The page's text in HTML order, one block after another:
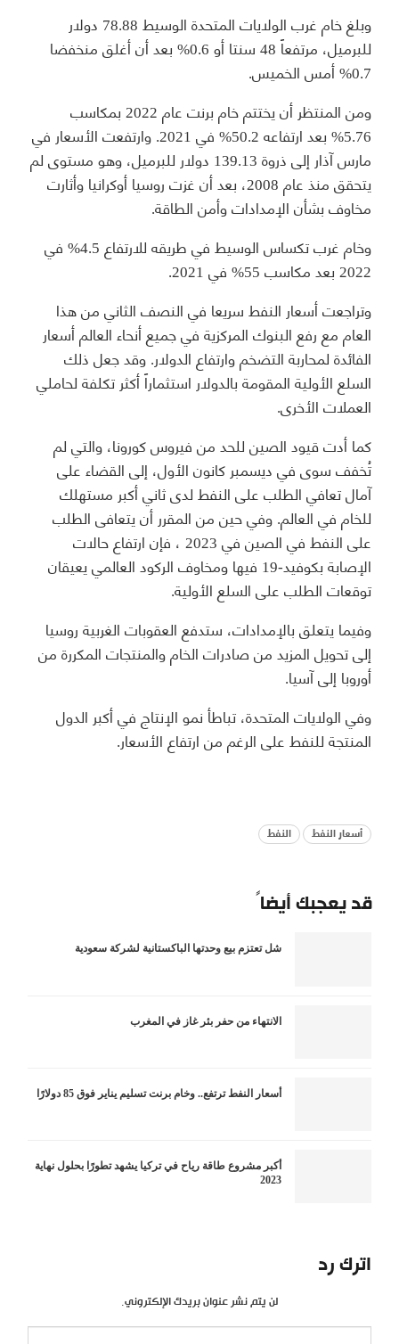
وبلغ خام غرب الولايات المتحدة الوسيط 78.88 دولار
للبرميل، مرتفعاً 48 سنتا أو 0.6% بعد أن أغلق منخفضا
0.7% أمس الخميس.
ومن المنتظر أن يختتم خام برنت عام 2022 بمكاسب
5.76% بعد ارتفاعه 50.2% في 2021. وارتفعت الأسعار في
مارس آذار إلى ذروة 139.13 دولار للبرميل، وهو مستوى لم
يتحقق منذ عام 2008، بعد أن غزت روسيا أوكرانيا وأثارت
مخاوف بشأن الإمدادات وأمن الطاقة.
وخام غرب تكساس الوسيط في طريقه للارتفاع 4.5% في
2022 بعد مكاسب 55% في 2021.
وتراجعت أسعار النفط سريعا في النصف الثاني من هذا
العام مع رفع البنوك المركزية في جميع أنحاء العالم أسعار
الفائدة لمحاربة التضخم وارتفاع الدولار. وقد جعل ذلك
السلع الأولية المقومة بالدولار استثماراً أكثر تكلفة لحاملي
العملات الأخرى.
كما أدت قيود الصين للحد من فيروس كورونا، والتي لم
تُخفف سوى في ديسمبر كانون الأول، إلى القضاء على
آمال تعافي الطلب على النفط لدى ثاني أكبر مستهلك
للخام في العالم. وفي حين من المقرر أن يتعافى الطلب
على النفط في الصين في 2023 ، فإن ارتفاع حالات
الإصابة بكوفيد-19 فيها ومخاوف الركود العالمي يعيقان
توقعات الطلب على السلع الأولية.
وفيما يتعلق بالإمدادات، ستدفع العقوبات الغربية روسيا
إلى تحويل المزيد من صادرات الخام والمنتجات المكررة من
أوروبا إلى آسيا.
وفي الولايات المتحدة، تباطأ نمو الإنتاج في أكبر الدول
المنتجة للنفط على الرغم من ارتفاع الأسعار.
أسعار النفط النفط
قد يعجبك أيضاً
شل تعتزم بيع وحدتها الباكستانية لشركة سعودية
الانتهاء من حفر بئر غاز في المغرب
أسعار النفط ترتفع.. وخام برنت تسليم يناير فوق 85 دولارًا
أكبر مشروع طاقة رياح في تركيا يشهد تطورًا بحلول نهاية
2023
اترك رد
لن يتم نشر عنوان بريدك الإلكتروني.